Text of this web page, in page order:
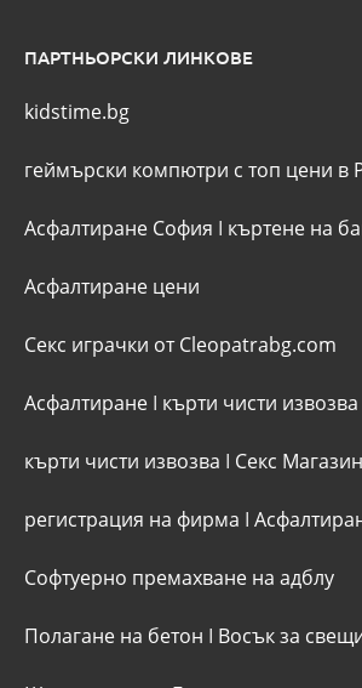
ПАРТНЬОРСКИ ЛИНКОВЕ
kidstime.bg
геймърски компютри с топ цени в
Асфалтиране София I къртене на
Асфалтиране цени
Секс играчки от Cleopatrabg.com
Асфалтиране I кърти чисти извозва
кърти чисти извозва I Секс
регистрация на фирма I
Софтуерно премахване на адблу
Полагане на бетон I Восък за